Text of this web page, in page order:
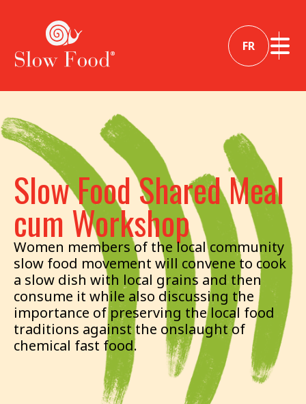
FR
Slow Food Shared Meal
cum Workshop
Women members of the local community
slow food movement will convene to cook
a slow dish with local grains and then
consume it while also discussing the
importance of preserving the local food
traditions against the onslaught of
chemical fast food.